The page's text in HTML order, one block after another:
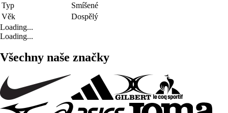
Typ
Smíšené
Věk
Dospělý
Loading...
Loading...
Všechny naše značky